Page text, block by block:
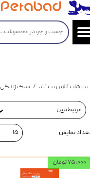
پت شاپ آنلاین پت آباد سبک زندگی
مرتبط‌ترین
نمایش ۱۵
۷۵,۰۰۰ تومان